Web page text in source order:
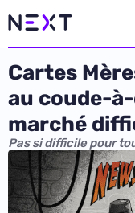
Cartes
au coude-
marché
Pas si difficile pour